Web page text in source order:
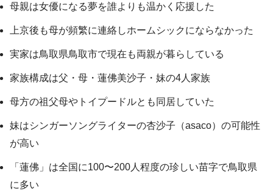
母親は女優になる夢を誰よりも温かく応援した
上京後も母が頻繁に連絡しホームシックにならなかった
実家は鳥取県鳥取市で現在も両親が暮らしている
家族構成は父・母・蓮佛美沙子・妹の4人家族
母方の祖父母やトイプードルとも同居していた
妹はシンガーソングライターの杏沙子（asaco）の可能性
が高い
「蓮佛」は全国に100〜200人程度の珍しい苗字で鳥取県
に多い